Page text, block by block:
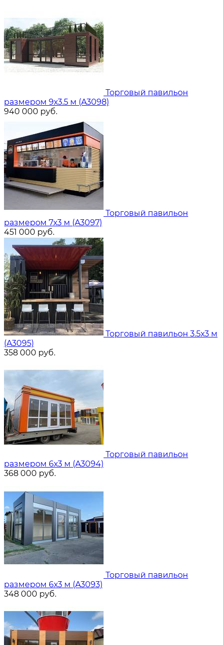
Торговый павильон
размером 9х3.5 м (A3098)
940 000 руб.
Торговый павильон
размером 7х3 м (A3097)
451 000 руб.
Торговый павильон 3.5х3 м
(A3095)
358 000 руб.
Торговый павильон
размером 6х3 м (A3094)
368 000 руб.
Торговый павильон
размером 6х3 м (A3093)
348 000 руб.